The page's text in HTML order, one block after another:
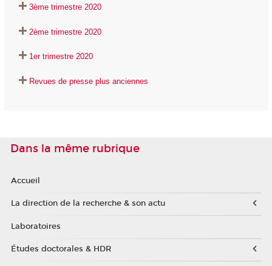
3ème trimestre 2020
2ème trimestre 2020
1er trimestre 2020
Revues de presse plus anciennes
Dans la même rubrique
Accueil
La direction de la recherche & son actu
Laboratoires
Études doctorales & HDR